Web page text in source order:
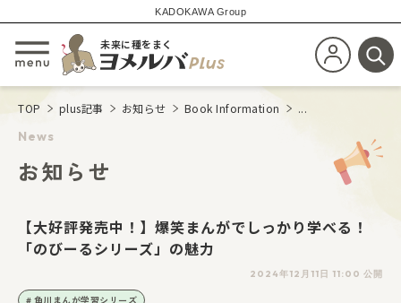
KADOKAWA Group
メニューを開閉する
未来に種をまく
新規会員登
検
TOP plus記事 お知らせ Book Information ...
News
お知らせ
【大好評発売中！】爆笑まんがでしっかり学べる！
「のびーるシリーズ」の魅力
2024年12月11日 11:00 公開
角川まんが学習シリーズ